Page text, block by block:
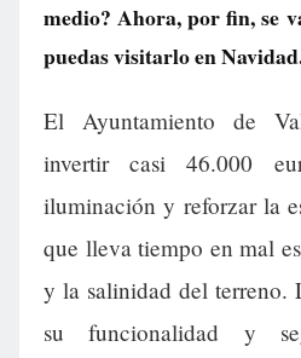
medio? Ahora, por fin, se
puedas visitarlo en
El Ayuntamiento de
invertir casi 46.000
iluminación y reforzar la
que lleva tiempo en mal
y la salinidad del terreno.
su funcionalidad y